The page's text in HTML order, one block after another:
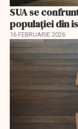
SUA se
populației din
16 FEBRUARIE 2026